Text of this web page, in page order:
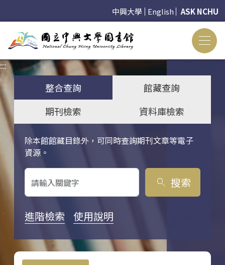
中興大學 English ASK NCHU
:::
整合查詢
館藏查詢
期刊檢索
資料庫檢索
除本館館藏目錄外，可同時查詢期刊文章等電子
資源。
關鍵字搜尋
search 搜索
進階檢索 使用說明